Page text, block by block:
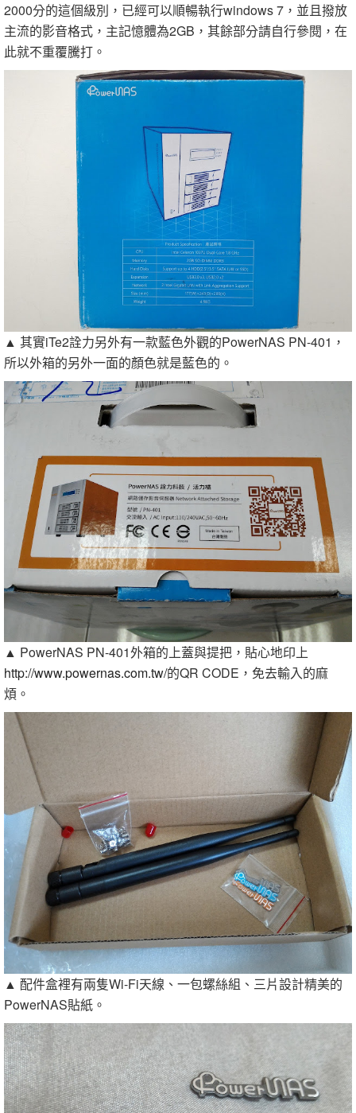
2000分的這個級別，已經可以順暢執行windows 7，並且撥放
主流的影音格式，主記憶體為2GB，其餘部分請自行參閱，在
此就不重覆騰打。
▲ 其實iTe2詮力另外有一款藍色外觀的PowerNAS PN-401，
所以外箱的另外一面的顏色就是藍色的。
▲ PowerNAS PN-401外箱的上蓋與提把，貼心地印上
http://www.powernas.com.tw/的QR CODE，免去輸入的麻
煩。
▲ 配件盒裡有兩隻Wi-Fi天線、一包螺絲組、三片設計精美的
PowerNAS貼紙。